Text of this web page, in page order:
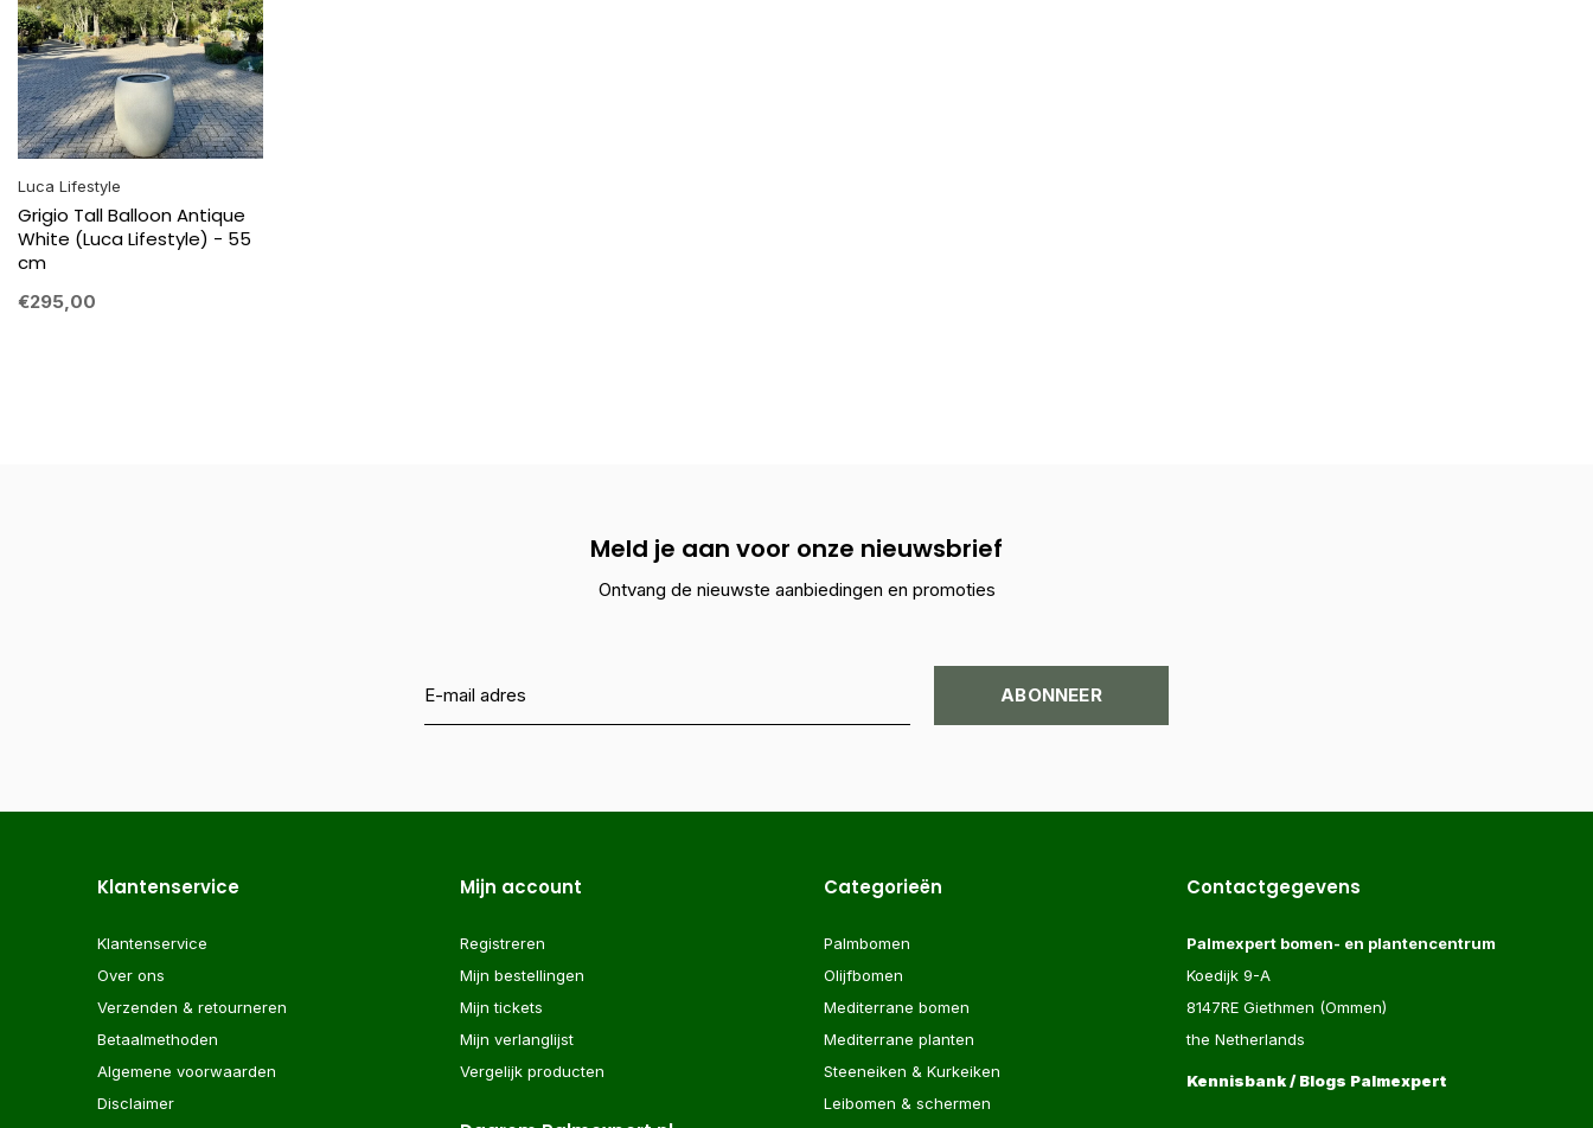
Luca Lifestyle
Grigio Tall Balloon Antique
White (Luca Lifestyle) - 55
cm
€295,00
Meld je aan voor onze nieuwsbrief
Ontvang de nieuwste aanbiedingen en promoties
ABONNEER
Klantenservice
Klantenservice
Over ons
Verzenden & retourneren
Betaalmethoden
Algemene voorwaarden
Disclaimer
Mijn account
Registreren
Mijn bestellingen
Mijn tickets
Mijn verlanglijst
Vergelijk producten
Categorieën
Palmbomen
Olijfbomen
Mediterrane bomen
Mediterrane planten
Steeneiken & Kurkeiken
Leibomen & schermen
Contactgegevens
Palmexpert bomen- en plantencentrum
Koedijk 9-A
8147RE Giethmen (Ommen)
the Netherlands
Kennisbank / Blogs Palmexpert